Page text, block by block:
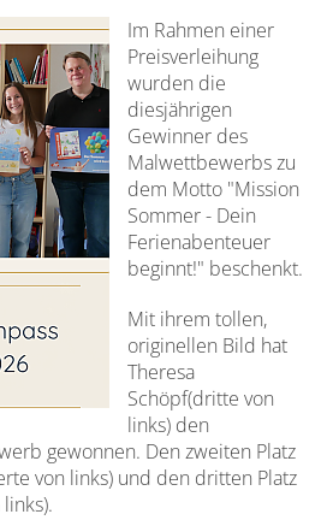
Im Rahmen einer
Preisverleihung
wurden die
diesjährigen
Gewinner des
Malwettbewerbs zu
dem Motto "Mission
Sommer - Dein
Ferienabenteuer
beginnt!" beschenkt.
Mit ihrem tollen,
originellen Bild hat
Theresa
Schöpf(dritte von
links) den
gewonnen. Den zweiten Platz
von links) und den dritten Platz